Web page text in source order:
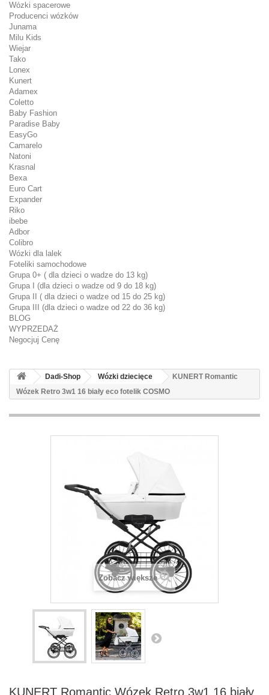
Wózki spacerowe
Producenci wózków
Junama
Milu Kids
Wiejar
Tako
Lonex
Kunert
Adamex
Coletto
Baby Fashion
Paradise Baby
EasyGo
Camarelo
Natoni
Krasnal
Bexa
Euro Cart
Expander
Riko
ibebe
Adbor
Colibro
Wózki dla lalek
Foteliki samochodowe
Grupa 0+ ( dla dzieci o wadze do 13 kg)
Grupa I (dla dzieci o wadze od 9 do 18 kg)
Grupa II ( dla dzieci o wadze od 15 do 25 kg)
Grupa III (dla dzieci o wadze od 22 do 36 kg)
BLOG
WYPRZEDAŻ
Negocjuj Cenę
Dadi-Shop Wózki dziecięce
KUNERT Romantic
Wózek Retro 3w1 16 biały eco fotelik COSMO
Zobacz większe
KUNERT Romantic Wózek Retro 3w1 16 biały